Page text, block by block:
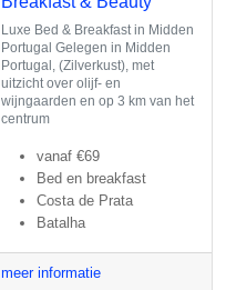
Luxe Bed & Breakfast in Midden
Portugal Gelegen in Midden
Portugal, (Zilverkust), met
uitzicht over olijf- en
wijngaarden en op 3 km van het
centrum
vanaf €69
Bed en breakfast
Costa de Prata
Batalha
meer informatie